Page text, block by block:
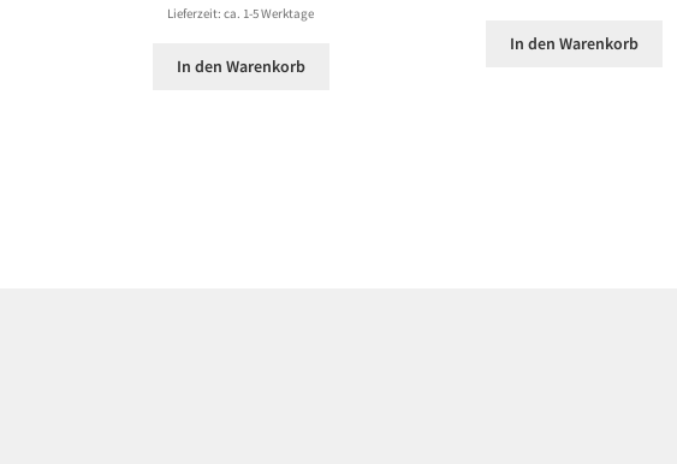
Lieferzeit: ca. 1-5 Werktage
In den Warenkorb
In den Warenkorb